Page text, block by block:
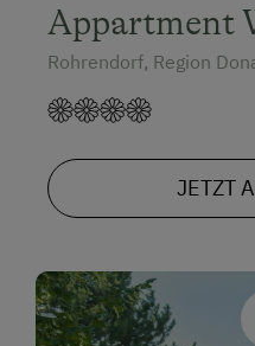
Appartment
Rohrendorf, Region
JETZT